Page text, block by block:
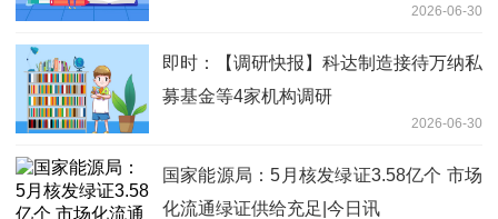
2026-06-30
即时：【调研快报】科达制造接待万纳私
募基金等4家机构调研
2026-06-30
国家能源局：5月核发绿证3.58亿个 市场
化流通绿证供给充足|今日讯